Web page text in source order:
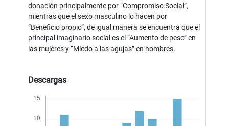
donación principalmente por “Compromiso Social”,
mientras que el sexo masculino lo hacen por
“Beneficio propio”, de igual manera se encuentra que el
principal imaginario social es el “Aumento de peso” en
las mujeres y “Miedo a las agujas” en hombres.
Descargas